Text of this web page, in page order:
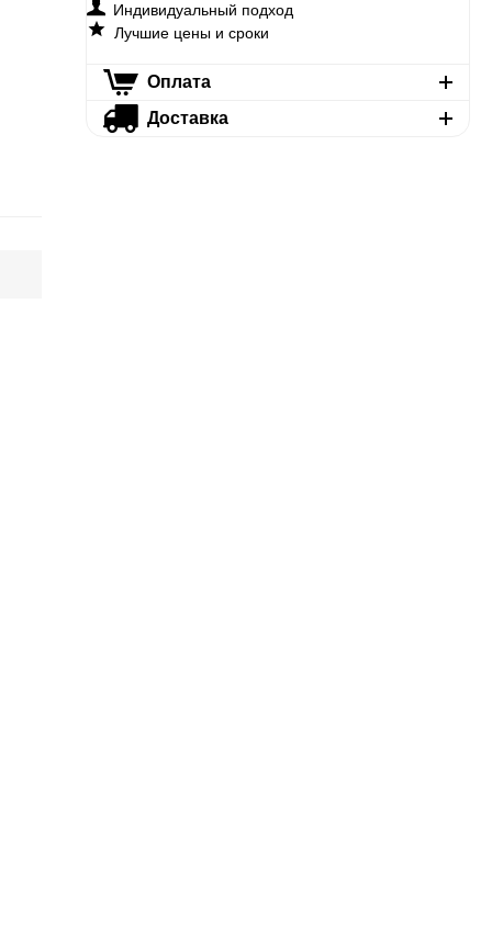
Индивидуальный подход
Лучшие цены и сроки
Оплата
Доставка